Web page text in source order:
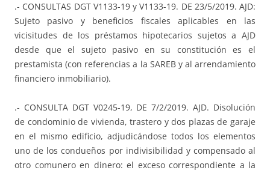
.- CONSULTAS DGT V1133-19 y V1133-19. DE 23/5/2019. AJD:
Sujeto pasivo y beneficios fiscales aplicables en las
vicisitudes de los préstamos hipotecarios sujetos a AJD
desde que el sujeto pasivo en su constitución es el
prestamista (con referencias a la SAREB y al arrendamiento
financiero inmobiliario).
.- CONSULTA DGT V0245-19, DE 7/2/2019. AJD. Disolución
de condominio de vivienda, trastero y dos plazas de garaje
en el mismo edificio, adjudicándose todos los elementos
uno de los condueños por indivisibilidad y compensado al
otro comunero en dinero: el exceso correspondiente a la